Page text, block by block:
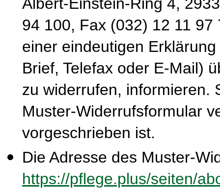
Albert-Einstein-Ring 4,
94 100, Fax (032) 12 11
einer eindeutigen
Brief, Telefax oder E-Mail)
zu widerrufen, informieren.
Muster-Widerrufsformular
vorgeschrieben ist.
Die Adresse des Muster-
https://pflege.plus/seiten/